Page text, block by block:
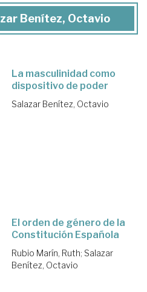
Benítez, Octavio
La masculinidad como
dispositivo de poder
Salazar Benítez, Octavio
El orden de género de la
Constitución Española
Rubio Marín, Ruth; Salazar
Benítez, Octavio